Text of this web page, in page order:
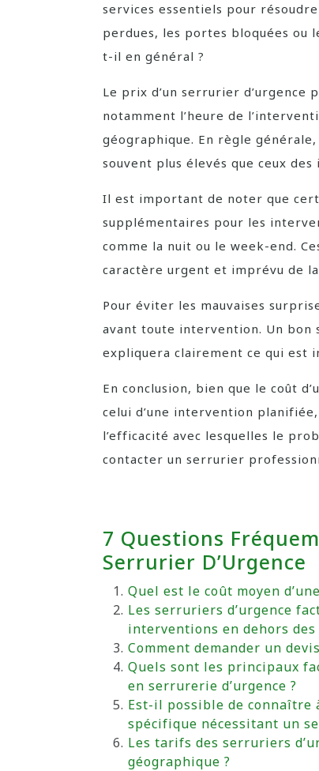
services essentiels pour
perdues, les portes bloquées ou
t-il en général ?
Le prix d’un serrurier
notamment l’heure de
géographique. En règle
souvent plus élevés que ceux
Il est important de noter que
supplémentaires pour les
comme la nuit ou le week-end.
caractère urgent et imprévu de
Pour éviter les mauvaises
avant toute intervention. Un bon
expliquera clairement ce qui est
En conclusion, bien que le coût
celui d’une intervention
l’efficacité avec lesquelles le
contacter un serrurier
7 Questions
Serrurier D’Urgence
Quel est le coût moyen
Les serruriers d’urgence
interventions en dehors
Comment demander un
Quels sont les principaux
en serrurerie d’urgence ?
Est-il possible de connaître
spécifique nécessitant un
Les tarifs des serruriers
géographique ?